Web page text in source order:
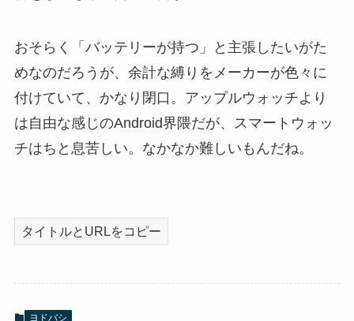
おそらく「バッテリーが持つ」と主張したいがた
めなのだろうが、余計な縛りをメーカーが色々に
付けていて、かなり閉口。アップルウォッチより
は自由な感じのAndroid界隈だが、スマートウォッ
チはちと息苦しい。なかなか難しいもんだね。
タイトルとURLをコピー
ヨドバシ